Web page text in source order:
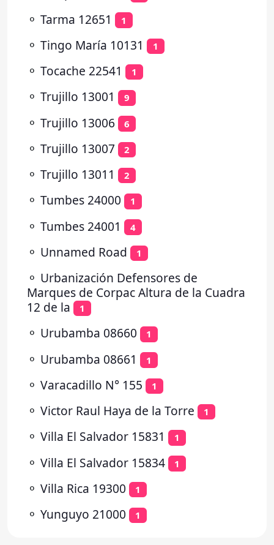
⚬ Tarma 12651 1
⚬ Tingo María 10131 1
⚬ Tocache 22541 1
⚬ Trujillo 13001 9
⚬ Trujillo 13006 6
⚬ Trujillo 13007 2
⚬ Trujillo 13011 2
⚬ Tumbes 24000 1
⚬ Tumbes 24001 4
⚬ Unnamed Road 1
⚬ Urbanización Defensores de
Marques de Corpac Altura de la Cuadra
12 de la
1
⚬ Urubamba 08660 1
⚬ Urubamba 08661 1
⚬ Varacadillo N° 155 1
⚬ Victor Raul Haya de la Torre 1
⚬ Villa El Salvador 15831 1
⚬ Villa El Salvador 15834 1
⚬ Villa Rica 19300 1
⚬ Yunguyo 21000 1